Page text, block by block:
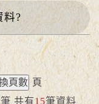
料?
頁
筆 共有15筆資料